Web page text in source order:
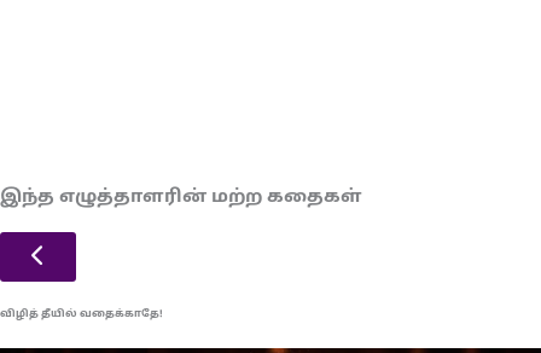
இந்த எழுத்தாளரின் மற்ற கதைகள்
விழித் தீயில் வதைக்காதே!